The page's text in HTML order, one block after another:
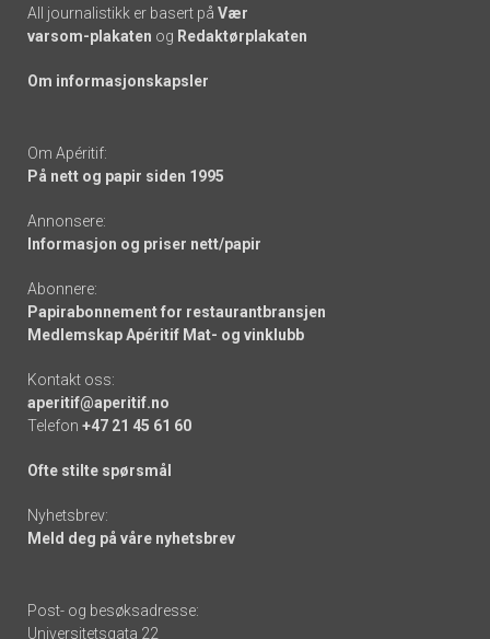
All journalistikk er basert på Vær
varsom-plakaten og Redaktørplakaten
Om informasjonskapsler
Om Apéritif:
På nett og papir siden 1995
Annonsere:
Informasjon og priser nett/papir
Abonnere:
Papirabonnement for restaurantbransjen
Medlemskap Apéritif Mat- og vinklubb
Kontakt oss:
aperitif@aperitif.no
Telefon +47 21 45 61 60
Ofte stilte spørsmål
Nyhetsbrev:
Meld deg på våre nyhetsbrev
Post- og besøksadresse:
Universitetsgata 22